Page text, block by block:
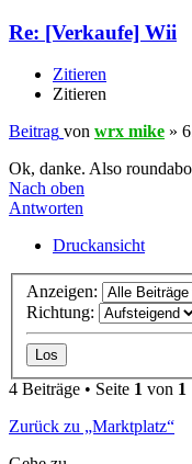
Re: [Verkaufe] Wii
Zitieren
Zitieren
Beitrag von wrx mike »
Ok, danke. Also
Nach oben
Antworten
Druckansicht
Anzeigen:
Richtung:
4 Beiträge • Seite 1 von 1
Zurück zu „Marktplatz“